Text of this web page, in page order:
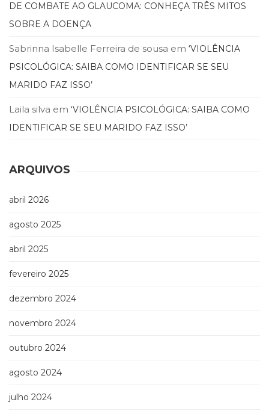
Psicoterapia
(799)
Propaganda
Marketing
(33)
(23)
Rádio
Públicas
e
Empresarial
(31)
Espiritualidade,
(63)
(132)
categoria
Televisão
Temas
(30)
DE COMBATE AO GLAUCOMA: CONHEÇA TRÊS MITOS
SOBRE A DOENÇA
Sabrinna Isabelle Ferreira de sousa em ‘VIOLÊNCIA
PSICOLÓGICA: SAIBA COMO IDENTIFICAR SE SEU
MARIDO FAZ ISSO’
Laila silva em ‘VIOLÊNCIA PSICOLÓGICA: SAIBA COMO
IDENTIFICAR SE SEU MARIDO FAZ ISSO’
ARQUIVOS
abril 2026
agosto 2025
abril 2025
fevereiro 2025
dezembro 2024
novembro 2024
outubro 2024
agosto 2024
julho 2024